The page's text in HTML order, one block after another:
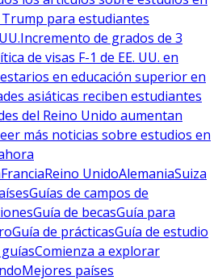
Trump para estudiantes
Incremento de grados de 3
de visas F-1 de EE. UU. en
en educación superior en
asiáticas reciben estudiantes
del Reino Unido aumentan
más noticias sobre estudios en
FranciaReino UnidoAlemaniaSuiza
Guías de campos de
Guía de becasGuía para
Guía de prácticasGuía de estudio
Comienza a explorar
Mejores países